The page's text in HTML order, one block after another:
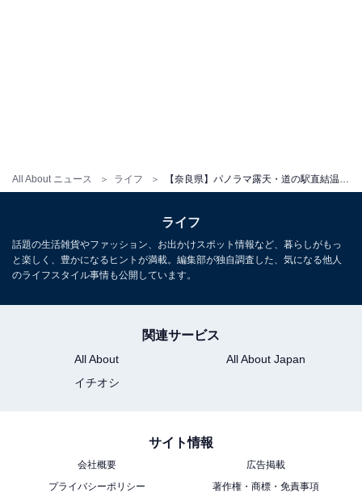
All About ニュース ライフ
アクセス：名阪国道（国道25号線）針インターに隣接。
料金
※シャンプー・ボディソープ備え付け。タオルは有料
（フェイスタオル250円、バスタオル500円）。
宿泊：可（カプセルホテル併設）
あわせて読みたい
ライフ
話題の生活雑貨やファッション、お出かけスポット情報など、暮らしがもっ
と楽しく、豊かになるヒントが満載。編集部が独自調査した、気になる他人
のライフスタイル事情も公開しています。
関連サービス
All About
All About Japan
イチオシ
サイト情報
会社概要
広告掲載
プライバシーポリシー
著作権・商標・免責事項